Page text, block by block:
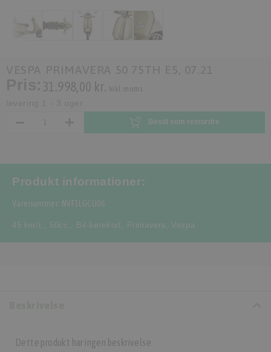
Bestil som restordre
Produkt informationer:
Varenummer: NVF1LGCU06
45 km/t. , 50cc. , Bil-kørekort, Primavera, Vespa
Dette produkt har ingen beskrivelse